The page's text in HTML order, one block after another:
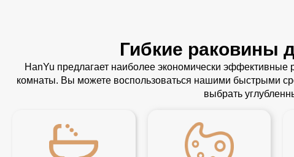
Гибкие раковины
HanYu предлагает наиболее экономически
комнаты. Вы можете воспользоваться нашими быстрыми
выбрать